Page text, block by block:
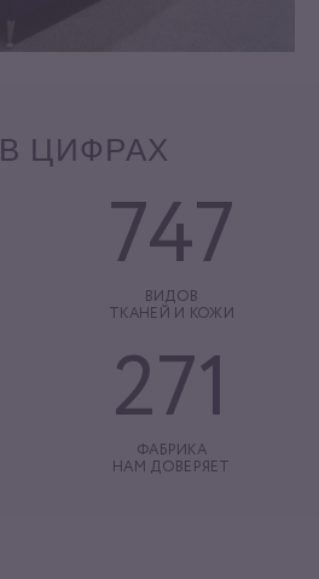
В ЦИФРАХ
747
ВИДОВ
ТКАНЕЙ И КОЖИ
271
ФАБРИКА
НАМ ДОВЕРЯЕТ